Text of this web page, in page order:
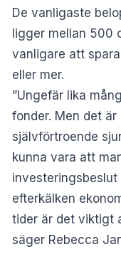
De vanligaste
ligger mellan 500
vanligare att
eller mer.
”Ungefär lika
fonder. Men det
självförtroende
kunna vara att
efterkälken
tider är det viktigt
säger Rebecca